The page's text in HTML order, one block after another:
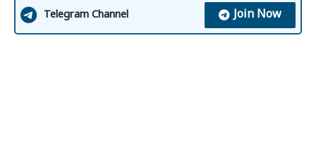
Telegram Channel Join Now